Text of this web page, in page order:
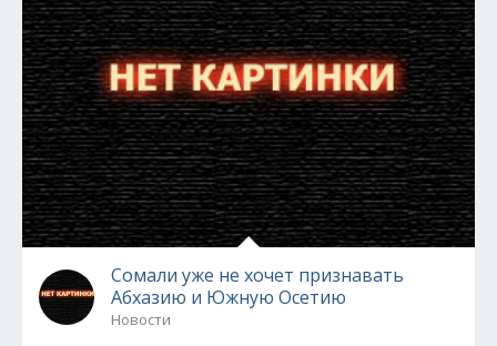
Сомали уже не хочет признавать
Абхазию и Южную Осетию
Новости